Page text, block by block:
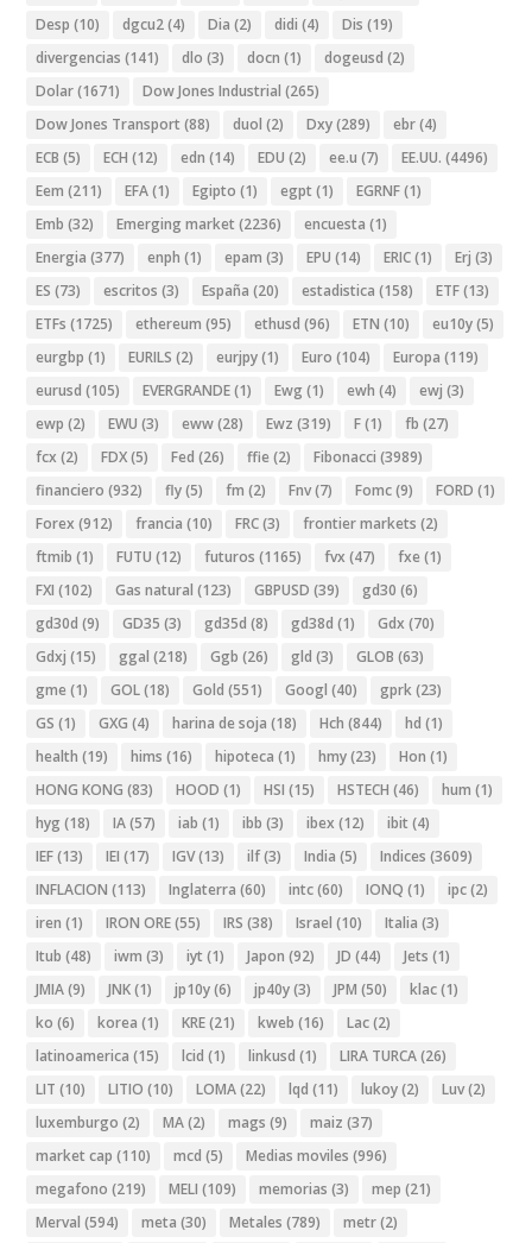
Desp (10) dgcu2(4) Dia (2) didi (4) Dis (19)
divergencias (141) dlo (3) docn (1) dogeusd (2)
Dolar(1671) Dow Jones Industrial (265)
Dow Jones Transport (88) duol (2) Dxy(289) ebr(4)
ECB (5) ECH (12) edn (14) EDU (2) ee.u (7) EE.UU. (4496)
Eem (211) EFA(1) Egipto (1) egpt (1) EGRNF(1)
Emb (32) Emerging market (2236) encuesta (1)
Energia (377) enph (1) epam (3) EPU (14) ERIC(1) Erj (3)
ES (73) escritos (3) España (20) estadistica (158) ETF(13)
ETFs (1725) ethereum (95) ethusd (96) ETN (10) eu10y(5)
eurgbp (1) EURILS (2) eurjpy(1) Euro (104) Europa (119)
eurusd (105) EVERGRANDE(1) Ewg (1) ewh (4) ewj (3)
ewp (2) EWU (3) eww(28) Ewz (319) F(1) fb (27)
fcx (2) FDX(5) Fed (26) ffie (2) Fibonacci (3989)
financiero (932) fly(5) fm (2) Fnv(7) Fomc(9) FORD (1)
Forex (912) francia (10) FRC(3) frontier markets (2)
ftmib (1) FUTU (12) futuros (1165) fvx (47) fxe (1)
FXI (102) Gas natural (123) GBPUSD (39) gd30 (6)
gd30d (9) GD35 (3) gd35d (8) gd38d (1) Gdx (70)
Gdxj (15) ggal (218) Ggb (26) gld (3) GLOB (63)
gme (1) GOL(18) Gold (551) Googl (40) gprk(23)
GS (1) GXG (4) harina de soja (18) Hch (844) hd (1)
health (19) hims (16) hipoteca (1) hmy(23) Hon (1)
HONG KONG (83) HOOD (1) HSI (15) HSTECH (46) hum (1)
hyg (18) IA(57) iab (1) ibb (3) ibex (12) ibit (4)
IEF(13) IEI (17) IGV(13) ilf(3) India (5) Indices (3609)
INFLACION (113) Inglaterra (60) intc(60) IONQ (1) ipc(2)
iren (1) IRON ORE(55) IRS (38) Israel (10) Italia (3)
Itub (48) iwm (3) iyt (1) Japon (92) JD (44) Jets (1)
JMIA(9) JNK(1) jp10y(6) jp40y(3) JPM (50) klac(1)
ko (6) korea (1) KRE(21) kweb (16) Lac(2)
latinoamerica (15) lcid (1) linkusd (1) LIRA TURCA(26)
LIT (10) LITIO (10) LOMA(22) lqd (11) lukoy(2) Luv(2)
luxemburgo (2) MA(2) mags (9) maiz (37)
market cap (110) mcd (5) Medias moviles (996)
megafono (219) MELI (109) memorias (3) mep (21)
Merval (594) meta (30) Metales (789) metr(2)